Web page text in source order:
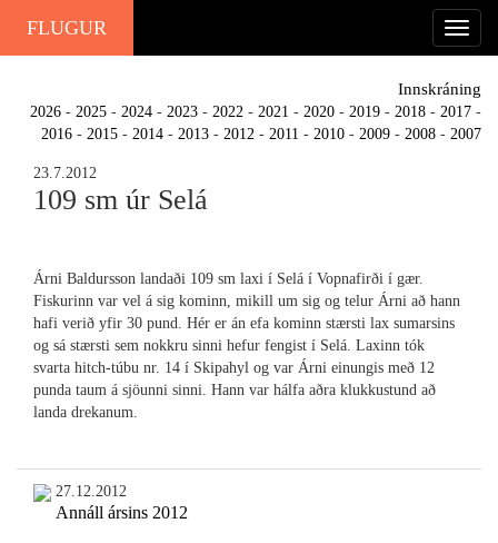
FLUGUR
Innskráning
2026 - 2025 - 2024 - 2023 - 2022 - 2021 - 2020 - 2019 - 2018 - 2017 -
2016 - 2015 - 2014 - 2013 - 2012 - 2011 - 2010 - 2009 - 2008 - 2007
23.7.2012
109 sm úr Selá
Árni Baldursson landaði 109 sm laxi í Selá í Vopnafirði í gær.
Fiskurinn var vel á sig kominn, mikill um sig og telur Árni að hann
hafi verið yfir 30 pund. Hér er án efa kominn stærsti lax sumarsins
og sá stærsti sem nokkru sinni hefur fengist í Selá. Laxinn tók
svarta hitch-túbu nr. 14 í Skipahyl og var Árni einungis með 12
punda taum á sjöunni sinni. Hann var hálfa aðra klukkustund að
landa drekanum.
27.12.2012
Annáll ársins 2012